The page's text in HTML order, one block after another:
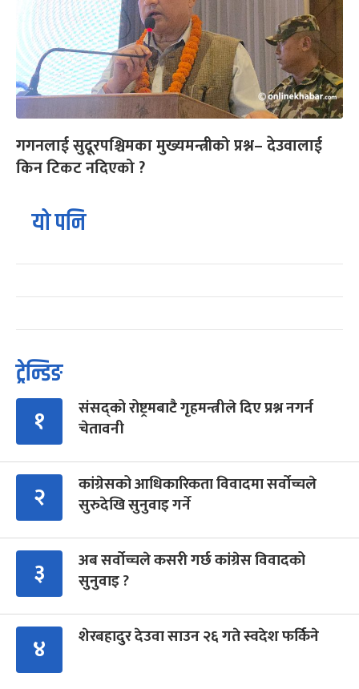
गगनलाई सुदूरपश्चिमका मुख्यमन्त्रीको प्रश्न– देउवालाई
किन टिकट नदिएको ?
यो पनि
ट्रेन्डिङ
१
संसद्को रोष्ट्रमबाटै गृहमन्त्रीले दिए प्रश्न नगर्न
चेतावनी
२
कांग्रेसको आधिकारिकता विवादमा सर्वोच्चले
सुरुदेखि सुनुवाइ गर्ने
३
अब सर्वोच्चले कसरी गर्छ कांग्रेस विवादको
सुनुवाइ ?
४ शेरबहादुर देउवा साउन २६ गते स्वदेश फर्किने